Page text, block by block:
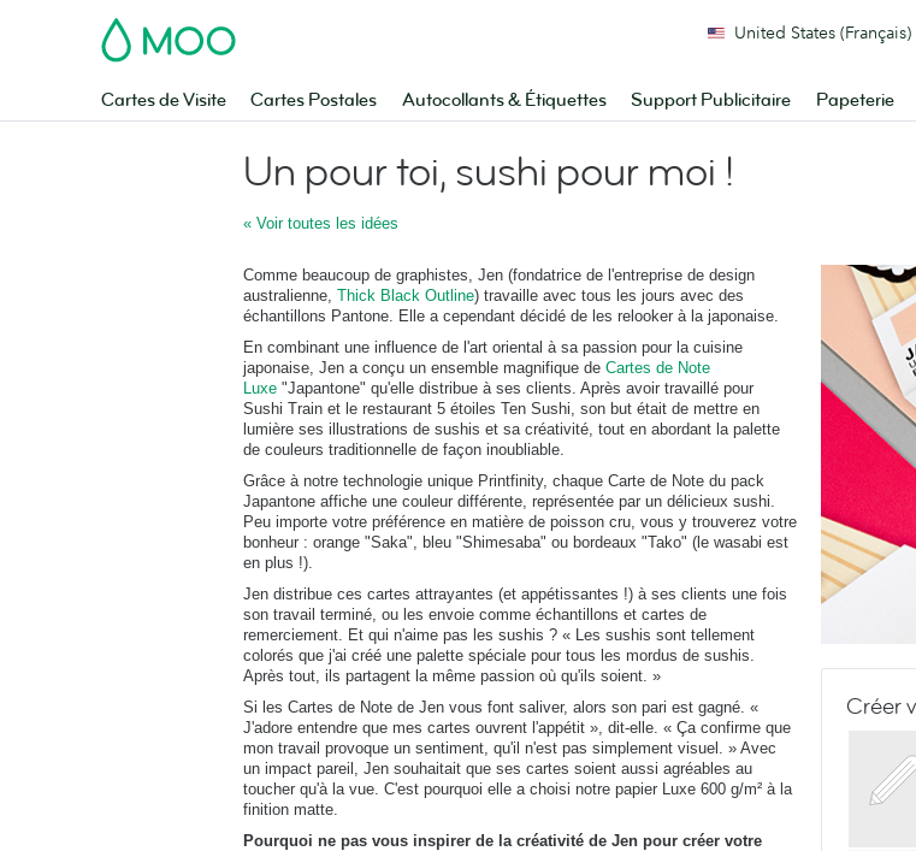
MOO
Cartes de Visite Cartes Postales Autocollants & Étiquettes Support Publicitaire Papeterie
United States (Français)
Un pour toi, sushi pour moi !
« Voir toutes les idées
Comme beaucoup de graphistes, Jen (fondatrice de l'entreprise de design
australienne, Thick Black Outline) travaille avec tous les jours avec des
échantillons Pantone. Elle a cependant décidé de les relooker à la japonaise.
En combinant une influence de l'art oriental à sa passion pour la cuisine
japonaise, Jen a conçu un ensemble magnifique de Cartes de Note
Luxe "Japantone" qu'elle distribue à ses clients. Après avoir travaillé pour
Sushi Train et le restaurant 5 étoiles Ten Sushi, son but était de mettre en
lumière ses illustrations de sushis et sa créativité, tout en abordant la palette
de couleurs traditionnelle de façon inoubliable.
Grâce à notre technologie unique Printfinity, chaque Carte de Note du pack
Japantone affiche une couleur différente, représentée par un délicieux sushi.
Peu importe votre préférence en matière de poisson cru, vous y trouverez votre
bonheur : orange "Saka", bleu "Shimesaba" ou bordeaux "Tako" (le wasabi est
en plus !).
Jen distribue ces cartes attrayantes (et appétissantes !) à ses clients une fois
son travail terminé, ou les envoie comme échantillons et cartes de
remerciement. Et qui n'aime pas les sushis ? « Les sushis sont tellement
colorés que j'ai créé une palette spéciale pour tous les mordus de sushis.
Après tout, ils partagent la même passion où qu'ils soient. »
Si les Cartes de Note de Jen vous font saliver, alors son pari est gagné. «
J'adore entendre que mes cartes ouvrent l'appétit », dit-elle. « Ça confirme que
mon travail provoque un sentiment, qu'il n'est pas simplement visuel. » Avec
un impact pareil, Jen souhaitait que ses cartes soient aussi agréables au
toucher qu'à la vue. C'est pourquoi elle a choisi notre papier Luxe 600 g/m² à la
finition matte.
Pourquoi ne pas vous inspirer de la créativité de Jen pour créer votre
Créer